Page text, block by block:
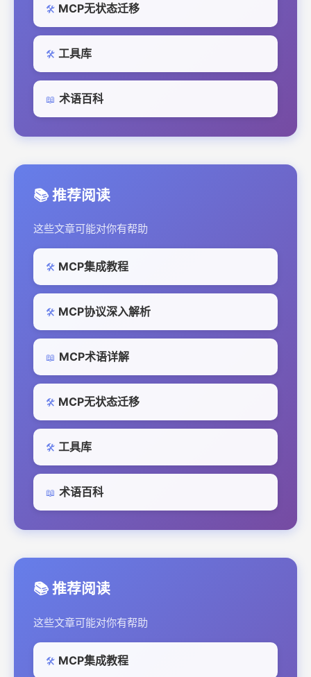
🛠️ MCP无状态迁移
🛠️ 工具库
📖 术语百科
📚 推荐阅读
这些文章可能对你有帮助
🛠️ MCP集成教程
🛠️ MCP协议深入解析
📖 MCP术语详解
🛠️ MCP无状态迁移
🛠️ 工具库
📖 术语百科
📚 推荐阅读
这些文章可能对你有帮助
🛠️ MCP集成教程